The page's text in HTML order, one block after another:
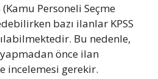
(Kamu Personeli Seçme
bazı ilanlar KPSS
Bu nedenle,
önce ilan
incelemesi gerekir.